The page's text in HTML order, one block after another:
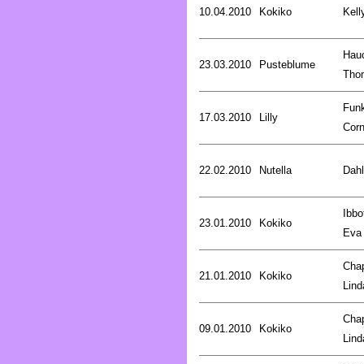
10.04.2010 Kokiko
23.03.2010 Pusteblume
17.03.2010 Lilly
22.02.2010 Nutella
23.01.2010 Kokiko
Eva
21.01.2010 Kokiko
09.01.2010 Kokiko